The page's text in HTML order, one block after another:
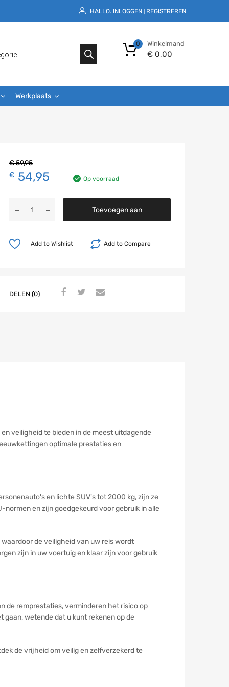
HALLO. INLOGGEN REGISTREREN
Winkelmand
€ 0,00
0
Werkplaats
€59,95
€ 54,95 Op voorraad
Toevoegen aan
Add to Compare
Add to Wishlist
DELEN (0)
veiligheid te bieden in de meest uitdagende
optimale prestaties en
en lichte SUV's tot 2000 kg, zijn ze
en zijn goedgekeurd voor gebruik in alle
de veiligheid van uw reis wordt
zijn in uw voertuig en klaar zijn voor gebruik
de remprestaties, verminderen het risico op
wetende dat u kunt rekenen op de
de vrijheid om veilig en zelfverzekerd te